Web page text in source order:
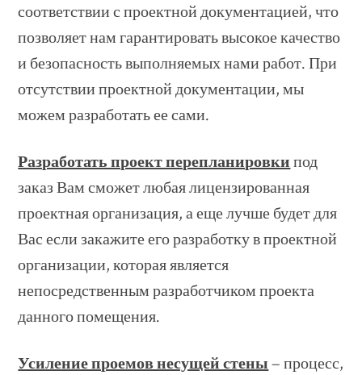
соответствии с проектной документацией, что
позволяет нам гарантировать высокое качество
и безопасность выполняемых нами работ. При
отсутствии проектной документации, мы
можем разработать ее сами.
Разработать проект перепланировкипод
заказ Вам сможет любая лицензированная
проектная организация, а еще лучше будет для
Вас если закажите его разработку в проектной
организации, которая является
непосредственным разработчиком проекта
данного помещения.
Усиление проемов несущей стены− процесс,